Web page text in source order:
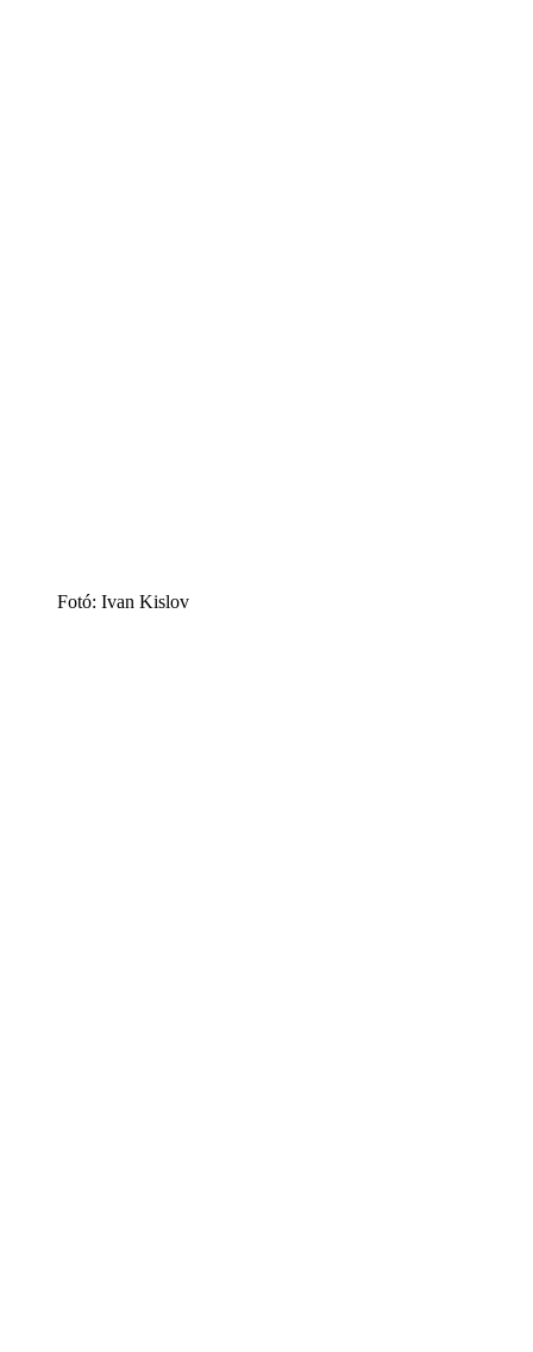
Fotó: Ivan Kislov